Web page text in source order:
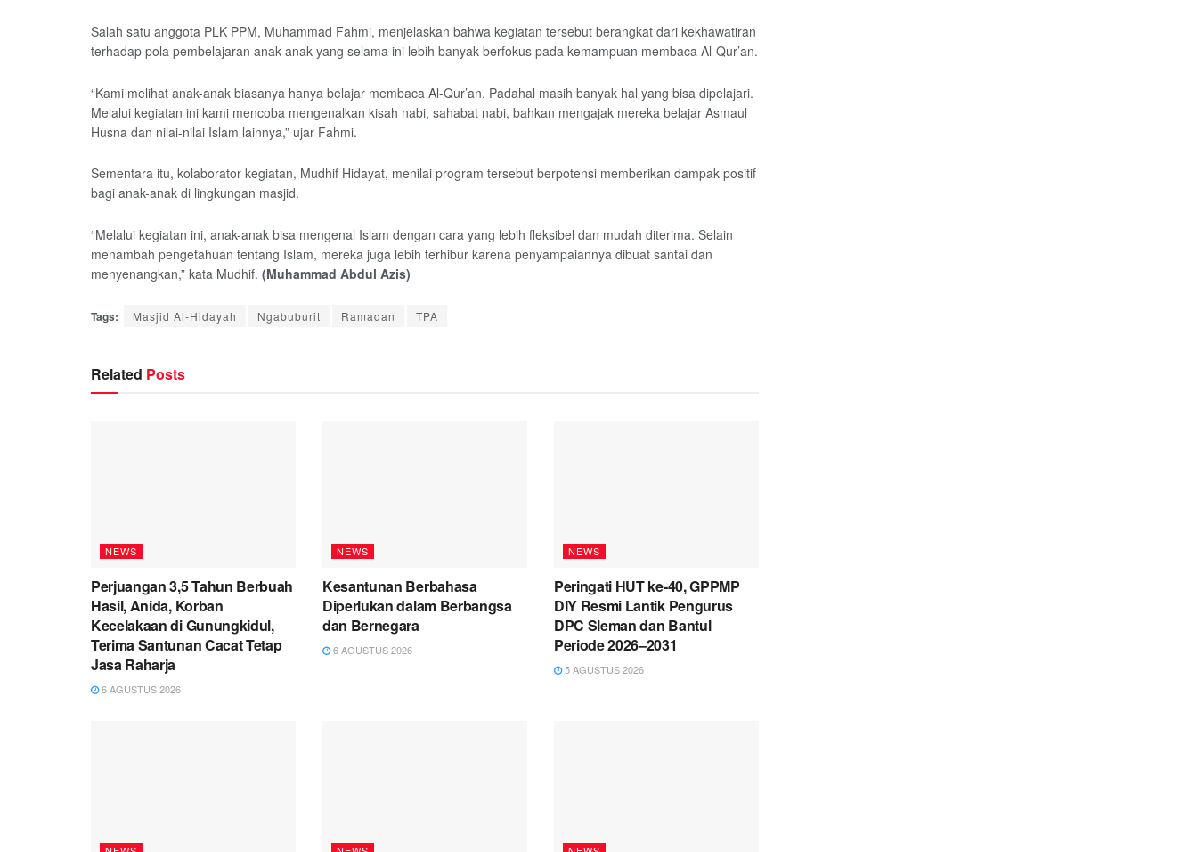
Salah satu anggota PLK PPM, Muhammad Fahmi, menjelaskan bahwa kegiatan tersebut berangkat dari kekhawatiran
terhadap pola pembelajaran anak-anak yang selama ini lebih banyak berfokus pada kemampuan membaca Al-Qur’an.
“Kami melihat anak-anak biasanya hanya belajar membaca Al-Qur’an. Padahal masih banyak hal yang bisa dipelajari.
Melalui kegiatan ini kami mencoba mengenalkan kisah nabi, sahabat nabi, bahkan mengajak mereka belajar Asmaul
Husna dan nilai-nilai Islam lainnya,” ujar Fahmi.
Sementara itu, kolaborator kegiatan, Mudhif Hidayat, menilai program tersebut berpotensi memberikan dampak positif
bagi anak-anak di lingkungan masjid.
“Melalui kegiatan ini, anak-anak bisa mengenal Islam dengan cara yang lebih fleksibel dan mudah diterima. Selain
menambah pengetahuan tentang Islam, mereka juga lebih terhibur karena penyampaiannya dibuat santai dan
menyenangkan,” kata Mudhif. (Muhammad Abdul Azis)
Tags: Masjid Al-Hidayah Ngabuburit Ramadan TPA
Related Posts
NEWS
Perjuangan 3,5 Tahun Berbuah
Hasil, Anida, Korban
Kecelakaan di Gunungkidul,
Terima Santunan Cacat Tetap
Jasa Raharja
6 AGUSTUS 2026
NEWS
Kesantunan Berbahasa
Diperlukan dalam Berbangsa
dan Bernegara
6 AGUSTUS 2026
NEWS
Peringati HUT ke-40, GPPMP
DIY Resmi Lantik Pengurus
DPC Sleman dan Bantul
Periode 2026–2031
5 AGUSTUS 2026